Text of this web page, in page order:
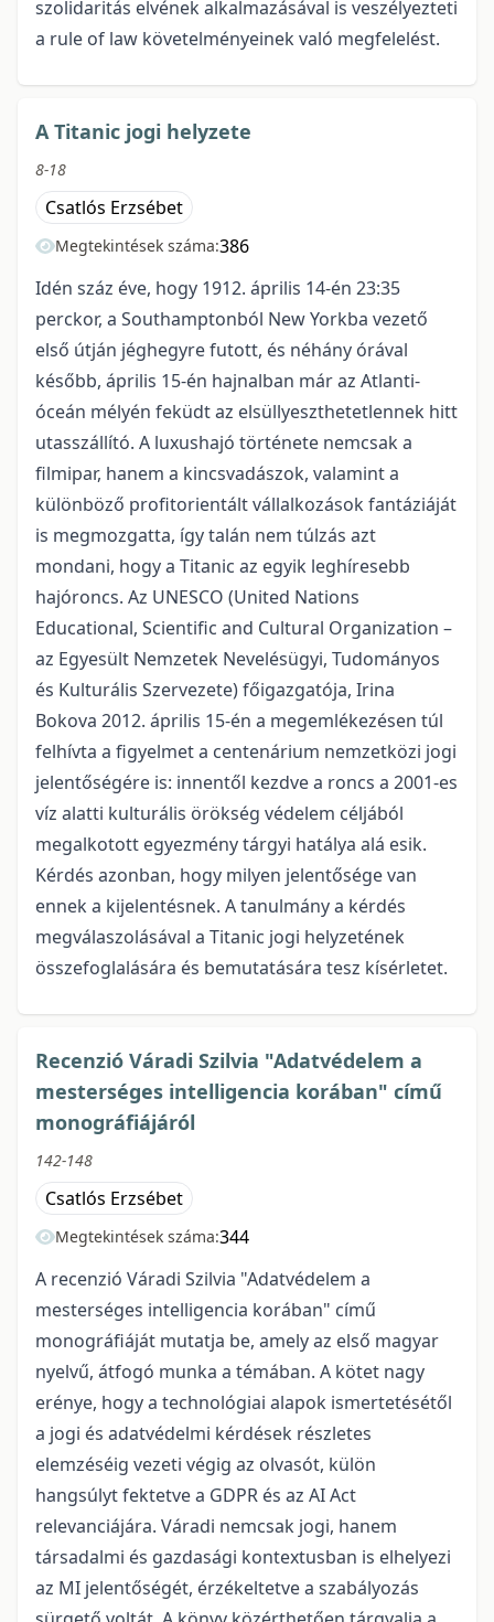
szolidaritás elvének alkalmazásával is veszélyezteti
a rule of law követelményeinek való megfelelést.
A Titanic jogi helyzete
8-18
Csatlós Erzsébet
Megtekintések száma:386
Idén száz éve, hogy 1912. április 14-én 23:35
perckor, a Southamptonból New Yorkba vezető
első útján jéghegyre futott, és néhány órával
később, április 15-én hajnalban már az Atlanti-
óceán mélyén feküdt az elsüllyeszthetetlennek hitt
utasszállító. A luxushajó története nemcsak a
filmipar, hanem a kincsvadászok, valamint a
különböző profitorientált vállalkozások fantáziáját
is megmozgatta, így talán nem túlzás azt
mondani, hogy a Titanic az egyik leghíresebb
hajóroncs. Az UNESCO (United Nations
Educational, Scientific and Cultural Organization –
az Egyesült Nemzetek Nevelésügyi, Tudományos
és Kulturális Szervezete)főigazgatója, Irina
Bokova 2012. április 15-én a megemlékezésen túl
felhívta a figyelmet a centenárium nemzetközi jogi
jelentőségére is: innentől kezdve a roncs a 2001-es
víz alatti kulturális örökség védelem céljából
megalkotott egyezmény tárgyi hatálya alá esik.
Kérdés azonban, hogy milyen jelentősége van
ennek a kijelentésnek. A tanulmány a kérdés
megválaszolásával a Titanic jogi helyzetének
összefoglalására és bemutatására tesz kísérletet.
Recenzió Váradi Szilvia "Adatvédelem a
mesterséges intelligencia korában" című
monográfiájáról
142-148
Csatlós Erzsébet
Megtekintések száma:344
A recenzió Váradi Szilvia "Adatvédelem a
mesterséges intelligencia korában" című
monográfiáját mutatja be, amely az első magyar
nyelvű, átfogó munka a témában. A kötet nagy
erénye, hogy a technológiai alapok ismertetésétől
a jogi és adatvédelmi kérdések részletes
elemzéséig vezeti végig az olvasót, külön
hangsúlyt fektetve a GDPR és az AI Act
relevanciájára. Váradi nemcsak jogi, hanem
társadalmi és gazdasági kontextusban is elhelyezi
az MI jelentőségét, érzékeltetve a szabályozás